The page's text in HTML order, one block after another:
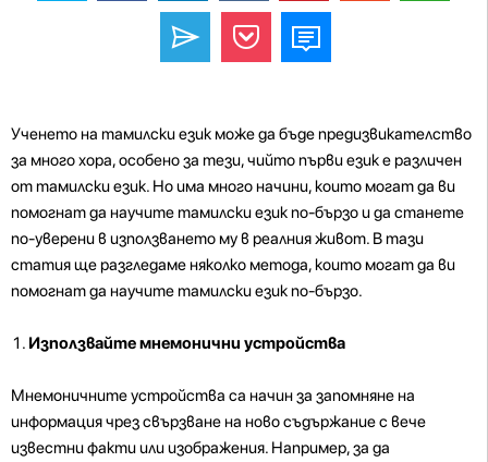
Ученето на тамилски език може да бъде предизвикателство
за много хора, особено за тези, чийто първи език е различен
от тамилски език. Но има много начини, които могат да ви
помогнат да научите тамилски език по-бързо и да станете
по-уверени в използването му в реалния живот. В тази
статия ще разгледаме няколко метода, които могат да ви
помогнат да научите тамилски език по-бързо.
Използвайте мнемонични устройства
Мнемоничните устройства са начин за запомняне на
информация чрез свързване на ново съдържание с вече
известни факти или изображения. Например, за да